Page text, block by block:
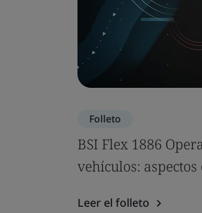
Folleto
BSI Flex 1886
vehículos:
Leer el folleto